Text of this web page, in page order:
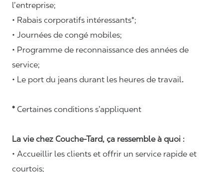
l’entreprise;
• Rabais corporatifs intéressants*;
• Journées de congé mobiles;
• Programme de reconnaissance des années de
service;
• Le port du jeans durant les heures de travail.
* Certaines conditions s’appliquent
La vie chez Couche-Tard, ça ressemble à quoi :
• Accueillir les clients et offrir un service rapide et
courtois;